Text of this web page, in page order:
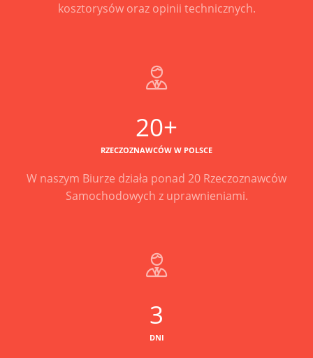
kosztorysów oraz opinii technicznych.
20+
RZECZOZNAWCÓW W POLSCE
W naszym Biurze działa ponad 20 Rzeczoznawców
Samochodowych z uprawnieniami.
3
DNI